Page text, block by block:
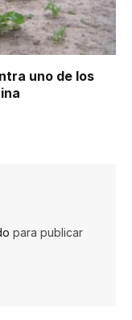
uno de los
para publicar